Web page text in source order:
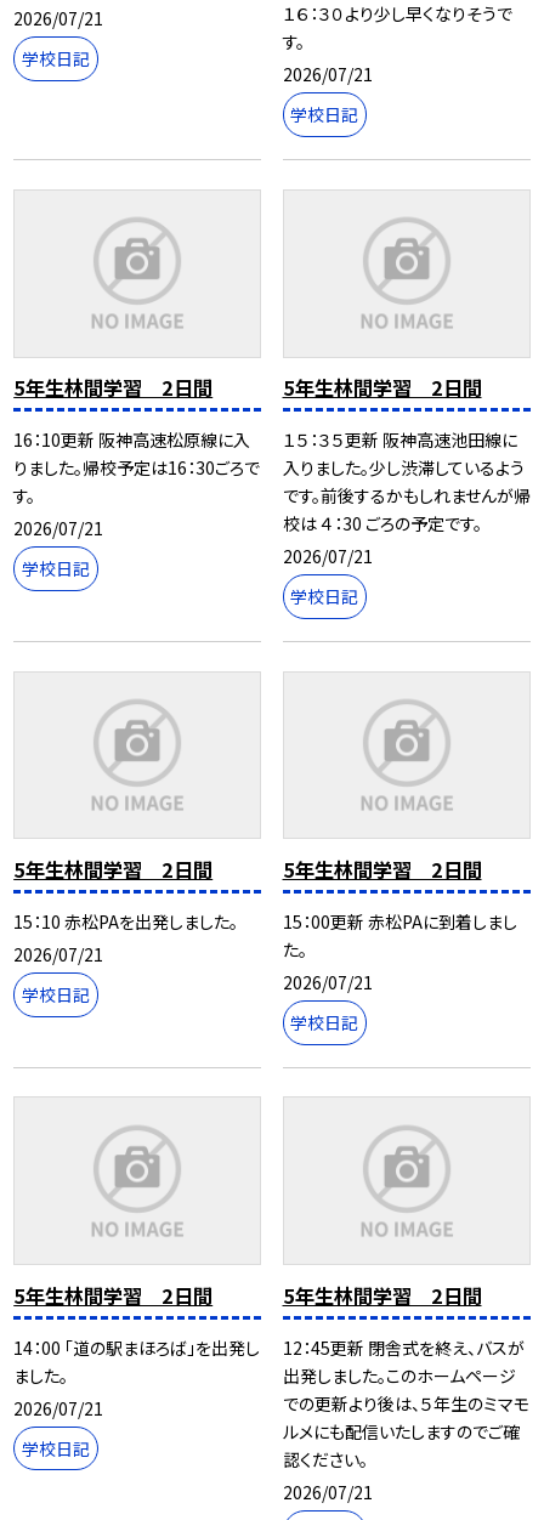
2026/07/21
学校日記
１６：３０より少し早くなりそうで
す。
2026/07/21
学校日記
5年生林間学習 2日間
16：10更新 阪神高速松原線に入
りました。帰校予定は16：30ごろで
す。
2026/07/21
学校日記
5年生林間学習 2日間
１５：３５更新 阪神高速池田線に
入りました。少し渋滞しているよう
です。前後するかもしれませんが帰
校は ４：30 ごろの予定です。
2026/07/21
学校日記
5年生林間学習 2日間
15：10 赤松PAを出発しました。
2026/07/21
学校日記
5年生林間学習 2日間
15：00更新 赤松PAに到着しまし
た。
2026/07/21
学校日記
5年生林間学習 2日間
14：00 「道の駅まほろば」を出発し
ました。
2026/07/21
学校日記
5年生林間学習 2日間
12：45更新 閉舎式を終え、バスが
出発しました。このホームページ
での更新より後は、５年生のミマモ
ルメにも配信いたしますのでご確
認ください。
2026/07/21